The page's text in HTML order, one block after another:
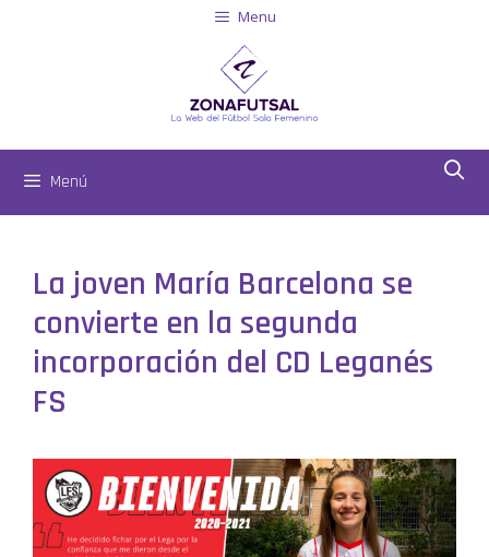
Menu
Menú
La joven María Barcelona se
convierte en la segunda
incorporación del CD Leganés
FS